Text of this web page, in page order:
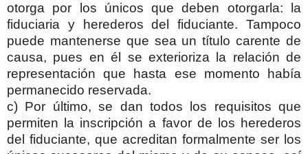
otorga por los únicos que deben otorgarla: la
fiduciaria y herederos del fiduciante. Tampoco
puede mantenerse que sea un título carente de
causa, pues en él se exterioriza la relación de
representación que hasta ese momento había
permanecido reservada.
c) Por último, se dan todos los requisitos que
permiten la inscripción a favor de los herederos
del fiduciante, que acreditan formalmente ser los